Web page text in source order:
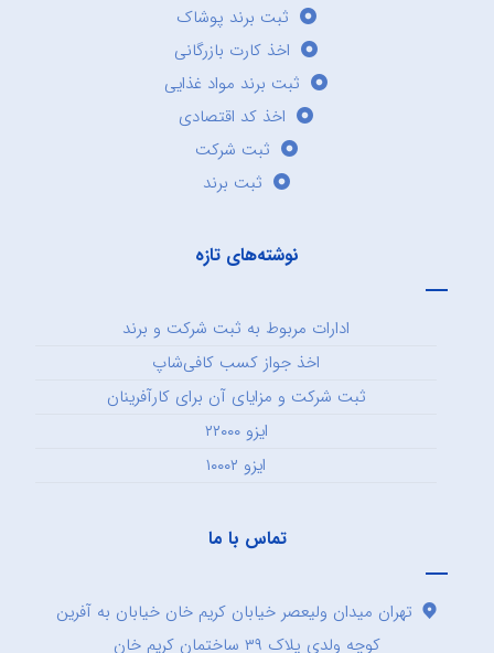
ثبت برند پوشاک
اخذ کارت بازرگانی
ثبت برند مواد غذایی
اخذ کد اقتصادی
ثبت شرکت
ثبت برند
نوشته‌های تازه
ادارات مربوط به ثبت شرکت و برند
اخذ جواز کسب کافی‌شاپ
ثبت شرکت و مزایای آن برای کارآفرینان
ایزو ۲۲۰۰۰
ایزو ۱۰۰۰۲
تماس با ما
تهران میدان ولیعصر خیابان کریم خان خیابان به آفرین
کوچه ولدی پلاک ۳۹ ساختمان کریم خان